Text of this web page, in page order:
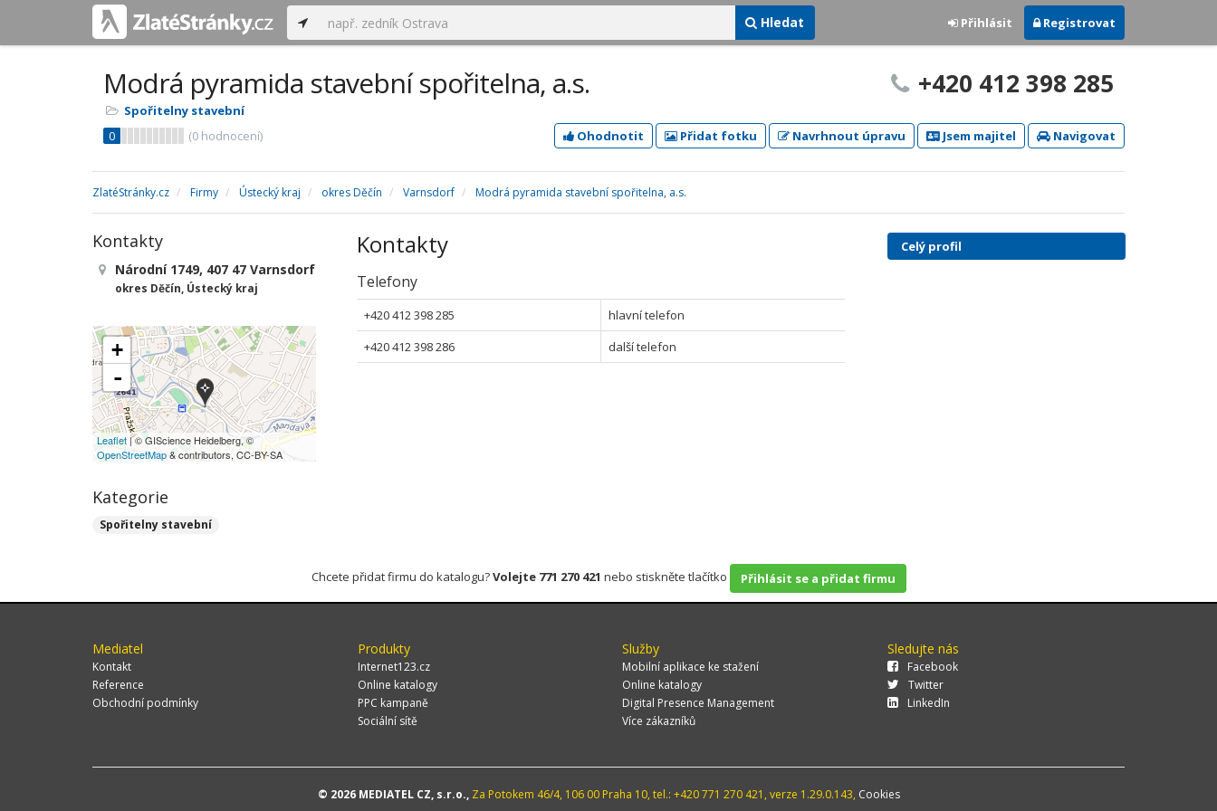
Hledat Přihlásit Registrovat
Modrá pyramida stavební spořitelna, a.s.
Spořitelny stavební
0
(0 hodnocení)
+420 412 398 285
Ohodnotit Přidat fotku Navrhnout úpravu Jsem majitel Navigovat
ZlatéStránky.cz Firmy Ústecký kraj okres Děčín Varnsdorf Modrá pyramida stavební spořitelna, a.s.
Kontakty
Telefony
+420 412 398 285
hlavní telefon
+420 412 398 286
další telefon
Kontakty
Národní 1749, 407 47 Varnsdorf
okres Děčín, Ústecký kraj
+
-
Leaflet | © GIScience Heidelberg, ©
OpenStreetMap& contributors, CC-BY-SA
Kategorie
Spořitelny stavební
Celý profil
Chcete přidat firmu do katalogu?Volejte 771 270 421 nebo stiskněte tlačítko Přihlásit se a přidat firmu
Mediatel
Kontakt
Reference
Obchodní podmínky
Produkty
Internet123.cz
Online katalogy
PPC kampaně
Sociální sítě
Služby
Mobilní aplikace ke stažení
Online katalogy
Digital Presence Management
Více zákazníků
Sledujte nás
Facebook
Twitter
LinkedIn
© 2026 MEDIATEL CZ, s.r.o.,Za Potokem 46/4, 106 00 Praha 10, tel.: +420 771 270 421, verze 1.29.0.143, Cookies